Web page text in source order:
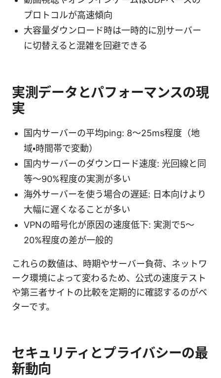
プロトコルが高速傾向
大容量ダウンロード時は一時的に別サーバー
に切替えると混雑を回避できる
実測データとパフォーマンスの現
実
国内サーバーの平均ping: 8〜25ms程度（地
域・時間帯で変動）
国内サーバーのダウンロード速度: 光回線と同
等〜90%程度の実測が多い
海外サーバーを使う場合の遅延: 日本向けより
大幅に遅くなることが多い
VPNの暗号化が原因の速度低下: 実測で5〜
20%程度の差が一般的
これらの数値は、時期やサーバー負荷、ネットワ
ーク環境によって変わるため、公式の速度テスト
や第三者サイトの比較を定期的に確認するのがベ
ターです。
セキュリティとプライバシーの最
新動向